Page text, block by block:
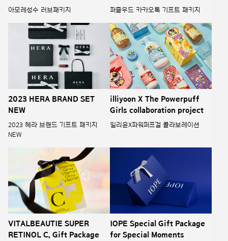
아모레성수 러브패키지 퍼즐우드 카카오톡 기프트 패키지
2023 HERA BRAND SET
NEW
2023 헤라 브랜드 기프트 패키지
NEW
illiyoon X The Powerpuff
Girls collaboration project
일리윤X파워퍼프걸 콜라보레이션
VITALBEAUTIE SUPER
RETINOL C, Gift Package
IOPE Special Gift Package
for Special Moments